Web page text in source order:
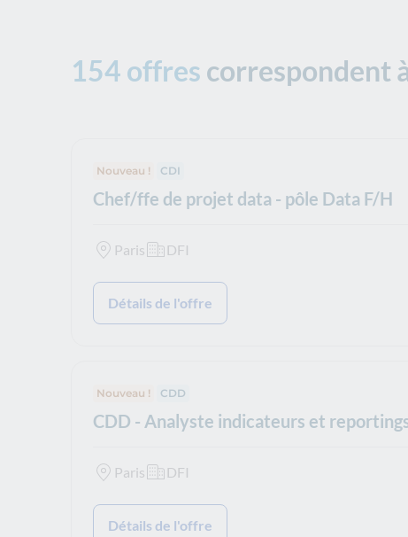
154 offres correspondent
Tous les filtres appliqués :
Nouveau ! Type de contrat :
CDI
Chef/ffe de projet data - pôle Data F/H
Paris DFI
Détails de l'offre
Nouveau ! Type de contrat :
CDD
CDD - Analyste indicateurs et
Paris DFI
Détails de l'offre